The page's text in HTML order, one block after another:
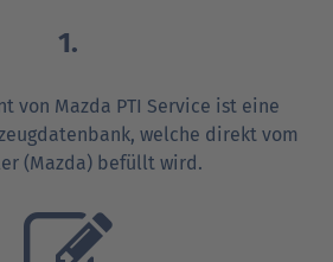
1.
von Mazda PTI Service ist eine
welche direkt vom
(Mazda) befüllt wird.